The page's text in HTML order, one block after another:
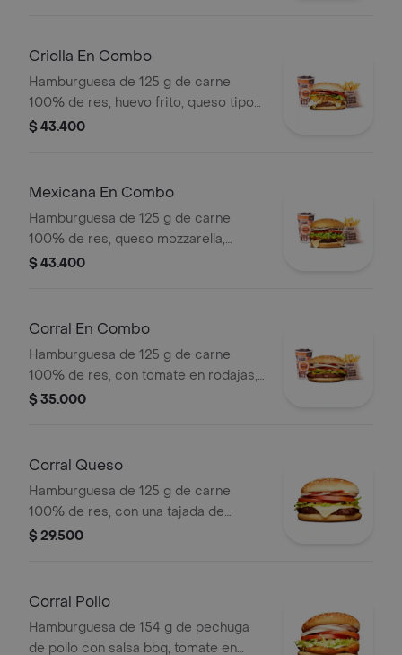
Criolla En Combo
Hamburguesa de 125 g de carne
100% de res, huevo frito, queso tipo
mozzarella, cebolla grillé, tomate en
pet
$ 43.400
Mexicana En Combo
Hamburguesa de 125 g de carne
100% de res, queso mozzarella,
guacamole, fríjol refrito, tomate,
bebida pet
$ 43.400
Corral En Combo
Hamburguesa de 125 g de carne
100% de res, con tomate en rodajas,
cebolla en rodajas, lechuga y salsas
$ 35.000
Corral Queso
Hamburguesa de 125 g de carne
100% de res, con una tajada de
queso tipo mozzarella, tomate en
mostaza
$ 29.500
Corral Pollo
Hamburguesa de 154 g de pechuga
de pollo con salsa bbq, tomate en